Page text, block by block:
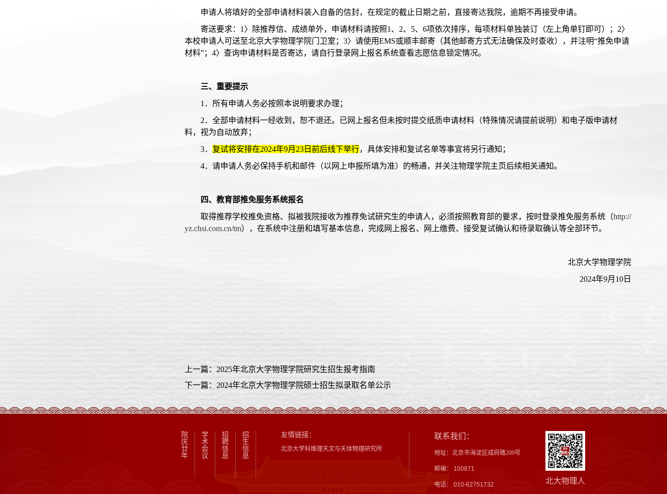
申请人将填好的全部申请材料装入自备的信封，在规定的截止日期之前，直接寄达我院，逾期不再接受申请。
寄送要求：1〉除推荐信、成绩单外，申请材料请按照1、2、5、6项依次排序，每项材料单独装订（左上角单钉即可）；2〉
本校申请人可送至北京大学物理学院门卫室；3〉请使用EMS或顺丰邮寄（其他邮寄方式无法确保及时查收），并注明“推免申请
材料”；4〉查询申请材料是否寄达，请自行登录网上报名系统查看志愿信息锁定情况。
三、重要提示
1．所有申请人务必按照本说明要求办理；
2．全部申请材料一经收到，恕不退还。已网上报名但未按时提交纸质申请材料（特殊情况请提前说明）和电子版申请材
料，视为自动放弃；
3． 复试将安排在2024年9月23日前后线下举行，具体安排和复试名单等事宜将另行通知；
4．请申请人务必保持手机和邮件（以网上申报所填为准）的畅通，并关注物理学院主页后续相关通知。
四、教育部推免服务系统报名
取得推荐学校推免资格、拟被我院接收为推荐免试研究生的申请人，必须按照教育部的要求，按时登录推免服务系统（http://
yz.chsi.com.cn/tm），在系统中注册和填写基本信息，完成网上报名、网上缴费、接受复试确认和待录取确认等全部环节。
北京大学物理学院
2024年9月10日
上一篇：2025年北京大学物理学院研究生招生报考指南
下一篇：2024年北京大学物理学院硕士招生拟录取名单公示
院
庆
廿
年
学
术
会
议
招
聘
信
息
招
生
信
息
友情链接：
北京大学科维理天文与天体物理研究所
联系我们：
地址：北京市海淀区成府路209号
邮编： 100871
电话： 010-62751732 北大物理人